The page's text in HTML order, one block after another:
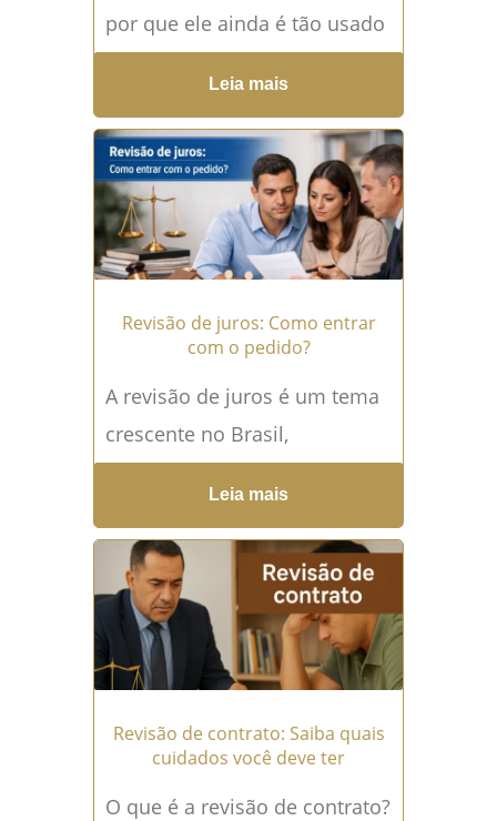
por que ele ainda é tão usado
no Brasil? O contrato de
gaveta é uma...Leia mais →
Leia mais
Revisão de juros: Como entrar
com o pedido?
A revisão de juros é um tema
crescente no Brasil,
principalmente diante da alta
nos índices de inadimplência
e na taxa Selic...Leia mais →
Leia mais
Revisão de contrato: Saiba quais
cuidados você deve ter
O que é a revisão de contrato?